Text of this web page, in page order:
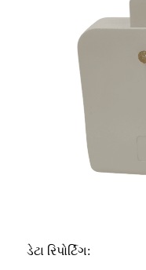
ડેટા રિપોર્ટિંગ: